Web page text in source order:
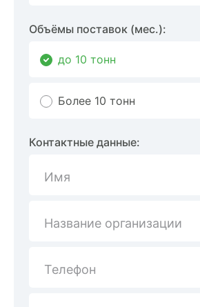
Объёмы поставок (мес.):
до 10 тонн
Более 10 тонн
Контактные данные:
Имя
Название организации
Телефон